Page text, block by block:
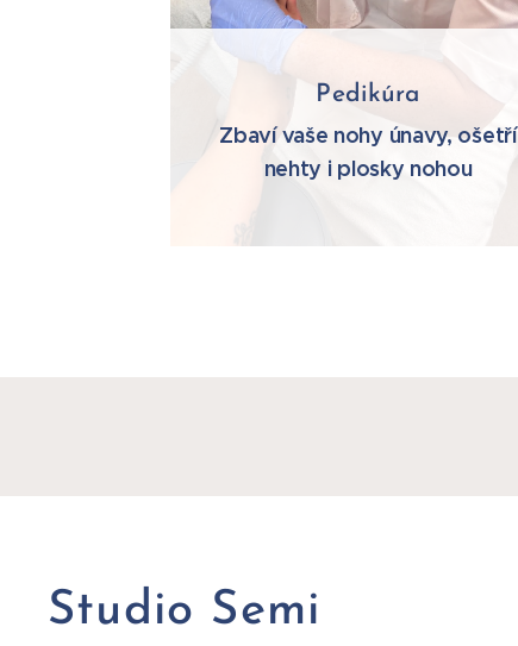
Pedikúra
Zbaví vaše nohy únavy, ošetří
nehty i plosky nohou
Studio Semi